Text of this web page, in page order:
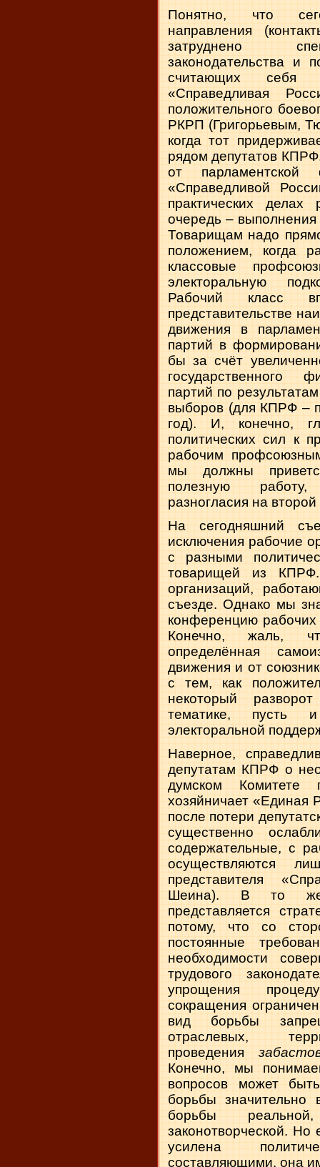
Понятно, что
направления
затруднено
законодательства и
считающих себя
«Справедливая
положительного
РКРП (Григорьевым,
когда тот
рядом депутатов
от
«Справедливой
практических
очередь –
Товарищам надо
положением, когда
классовые
электоральную
Рабочий класс
представительстве
движения в
партий в
бы за счёт
государственного
партий по
выборов (для КПРФ –
год). И, конечно,
политических сил к
рабочим
мы должны
полезную работу,
разногласия на
На сегодняшний
исключения рабочие
с разными
товарищей из
организаций,
съезде. Однако мы
конференцию рабочих
Конечно, жаль,
определённая
движения и от
с тем, как
некоторый
тематике, пусть
электоральной
Наверное,
депутатам КПРФ о
думском Комитете
хозяйничает «Единая
после потери
существенно
содержательные, с
осуществляются
представителя
Шеина). В то же
представляется
потому, что со
постоянные
необходимости
трудового
упрощения
сокращения
вид борьбы
отраслевых,
проведения
Конечно, мы
вопросов может
борьбы значительно
борьбы
законотворческой. Но
усилена
составляющими, она